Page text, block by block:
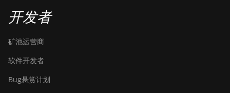
开发者
矿池运营商
软件开发者
Bug悬赏计划